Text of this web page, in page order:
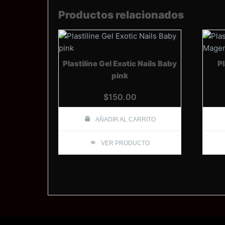
Productos relacionados
Plastiline Gel Exotic Nails Baby
pink
$150.00
AÑADIR AL CARRITO
VER PRODUCTO